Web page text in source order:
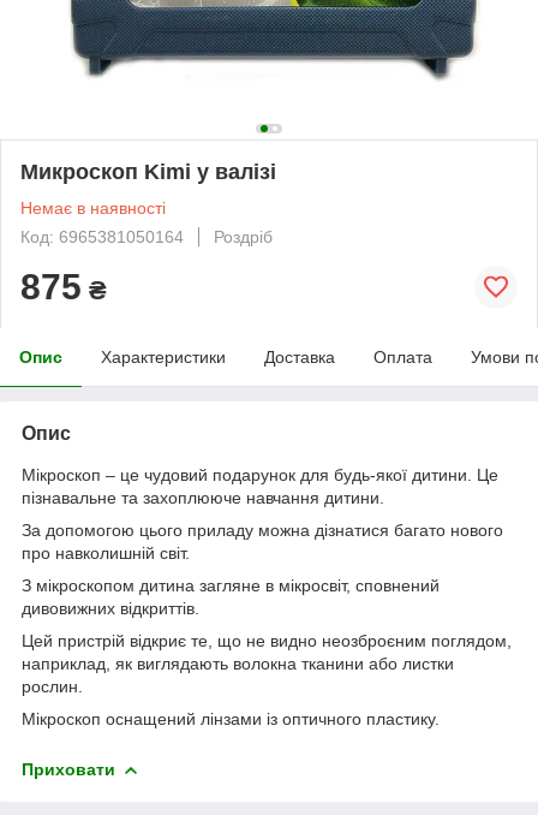
Микроскоп Kimi у валізі
Немає в наявності
Код: 6965381050164
Роздріб
875 ₴
Опис Характеристики Доставка Оплата Умови
Опис
Мікроскоп – це чудовий подарунок для будь-якої дитини. Це
пізнавальне та захоплююче навчання дитини.
За допомогою цього приладу можна дізнатися багато нового
про навколишній світ.
З мікроскопом дитина загляне в мікросвіт, сповнений
дивовижних відкриттів.
Цей пристрій відкриє те, що не видно неозброєним поглядом,
наприклад, як виглядають волокна тканини або листки
рослин.
Мікроскоп оснащений лінзами із оптичного пластику.
Приховати